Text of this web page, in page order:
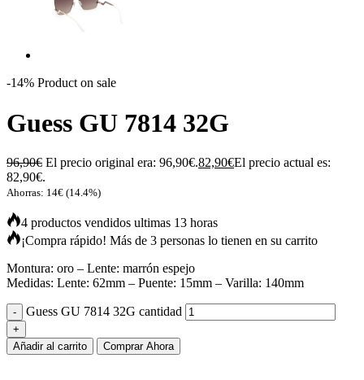
-14% Product on sale
Guess GU 7814 32G
96,90€ El precio original era: 96,90€.82,90€El precio actual es:
82,90€.
Ahorras: 14€ (14.4%)
4 productos vendidos ultimas 13 horas
¡Compra rápido! Más de 3 personas lo tienen en su carrito
Montura: oro – Lente: marrón espejo
Medidas: Lente: 62mm – Puente: 15mm – Varilla: 140mm
Guess GU 7814 32G cantidad
Añadir al carrito Comprar Ahora